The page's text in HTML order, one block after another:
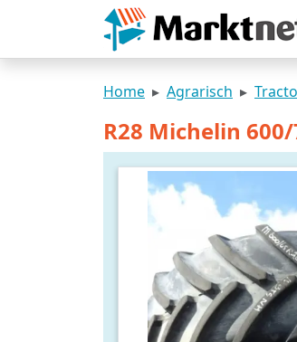
Home Agrarisch
R28 Michelin 600/